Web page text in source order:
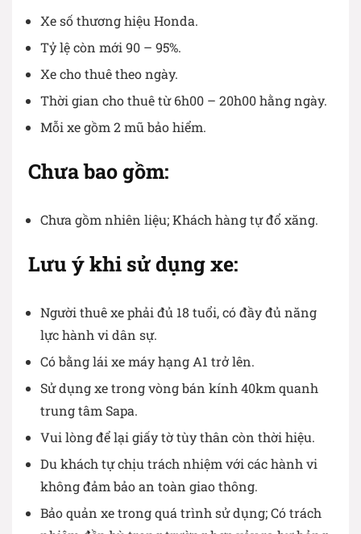
Xe số thương hiệu Honda.
Tỷ lệ còn mới 90 – 95%.
Xe cho thuê theo ngày.
Thời gian cho thuê từ 6h00 – 20h00 hằng ngày.
Mỗi xe gồm 2 mũ bảo hiểm.
Chưa bao gồm:
Chưa gồm nhiên liệu; Khách hàng tự đổ xăng.
Lưu ý khi sử dụng xe:
Người thuê xe phải đủ 18 tuổi, có đầy đủ năng
lực hành vi dân sự.
Có bằng lái xe máy hạng A1 trở lên.
Sử dụng xe trong vòng bán kính 40km quanh
trung tâm Sapa.
Vui lòng để lại giấy tờ tùy thân còn thời hiệu.
Du khách tự chịu trách nhiệm với các hành vi
không đảm bảo an toàn giao thông.
Bảo quản xe trong quá trình sử dụng; Có trách